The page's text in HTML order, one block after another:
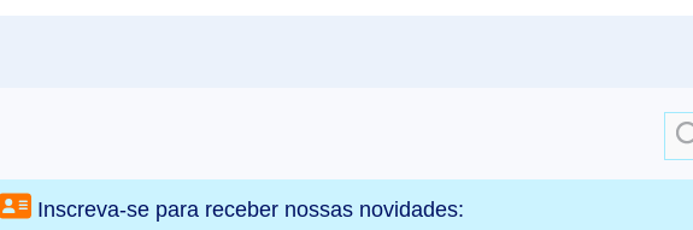
for:
Inscreva-se para receber nossas novidades: